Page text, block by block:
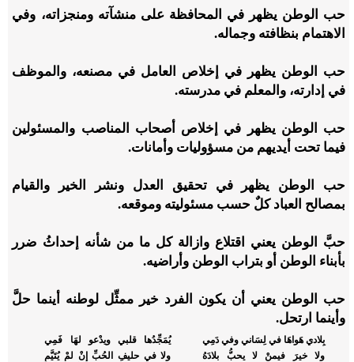
حب الوطن يظهر في المحافظة على منشآته ومنجزاته، وفي
الاهتمام بنظافته وجماله.
حب الوطن يظهر في إخلاص العامل في مصنعه، والموظف
في إدارته، والمعلم في مدرسته.
حب الوطن يظهر في إخلاص أصحاب المناصب والمسئولين
فيما تحت أيديهم من مسؤوليات وأمانات.
حب الوطن يظهر في تحقيق العدل ونشر الخير والقيام
بمصالح العباد كلٌ حسب مسئوليته وموقعه.
حبَّ الوطن يعني اقتلاع وازالة كل ما من شأنه إحداثُ ضرر
بأبناء الوطن أو بتراب الوطن وأراضيه.
حب الوطن يعني أن يكون الفرد خير ممثِّل لوطنه أينما حلَّ
وأينما ارتحل.
بِلادي هَواهَا في لِسَاني وفي دَمِي
يُمَجِّدُها قلبي ويدْعو لهَا فَمِي
ولا خيرَ فيمنْ لا يحبُّ بلادَهُ
ولا في حليفِ الحُبِّ إنْ لمْ يُتَيَّمِ